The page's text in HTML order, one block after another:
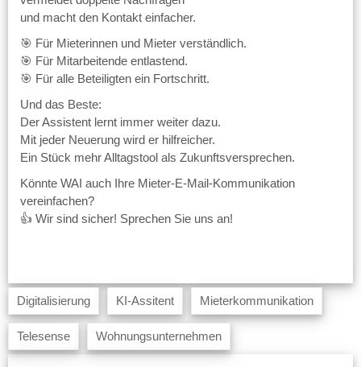
und macht den Kontakt einfacher.
🎯 Für Mieterinnen und Mieter verständlich.
🎯 Für Mitarbeitende entlastend.
🎯 Für alle Beteiligten ein Fortschritt.
Und das Beste:
Der Assistent lernt immer weiter dazu.
Mit jeder Neuerung wird er hilfreicher.
Ein Stück mehr Alltagstool als Zukunftsversprechen.
Könnte WAI auch Ihre Mieter-E-Mail-Kommunikation
vereinfachen?
👍 Wir sind sicher! Sprechen Sie uns an!
Digitalisierung KI-Assitent Mieterkommunikation
Telesense Wohnungsunternehmen